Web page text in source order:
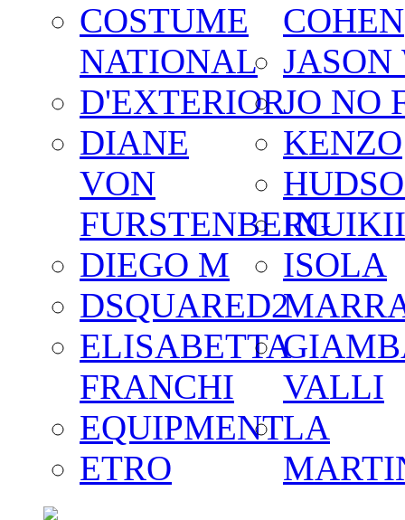
COSTUME
NATIONAL
D'EXTERIOR
DIANE
VON
FURSTENBERG
DIEGO M
DSQUARED2
ELISABETTA
FRANCHI
EQUIPMENT
ETRO
COHEN
JASON
JO NO
KENZO
INUIKII
ISOLA
VALLI
LA